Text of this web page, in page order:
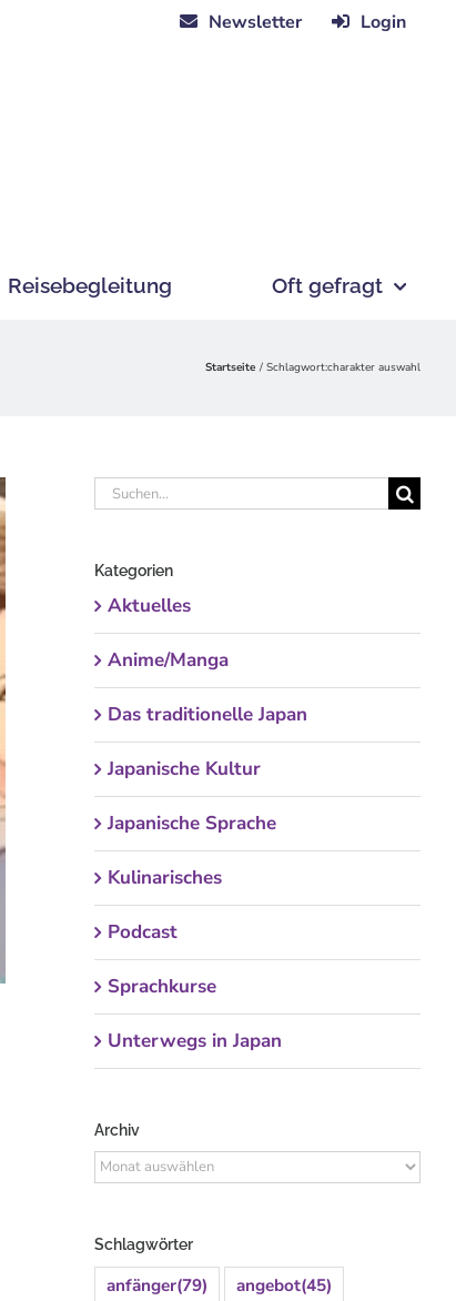
Newsletter Login
Reisebegleitung Oft gefragt
Startseite Schlagwort:charakter auswahl
Suche
Kategorien
Aktuelles
Anime/Manga
Das traditionelle Japan
Japanische Kultur
Japanische Sprache
Kulinarisches
Podcast
Sprachkurse
Unterwegs in Japan
Archiv
Archiv
Schlagwörter
anfänger(79) angebot(45)